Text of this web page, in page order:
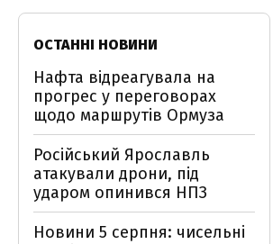
ОСТАННІ НОВИНИ
Нафта відреагувала на
прогрес у переговорах
щодо маршрутів Ормуза
Російський Ярославль
атакували дрони, під
ударом опинився НПЗ
Новини 5 серпня: чисельні